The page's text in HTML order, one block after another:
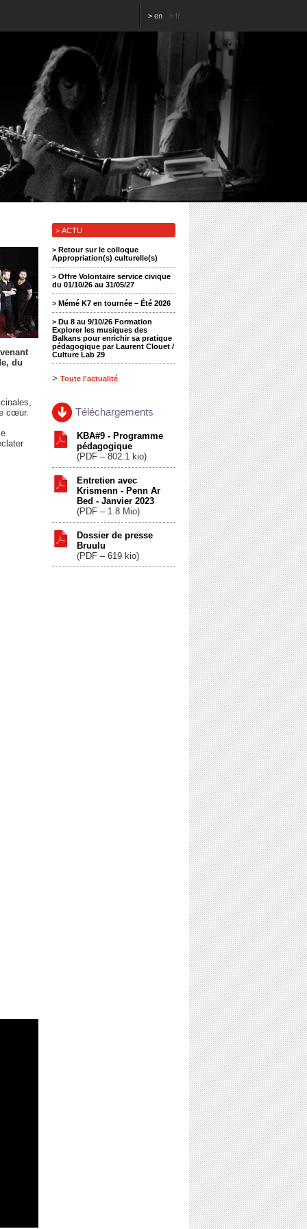
> en > fr
du
cœur.
> ACTU
> Retour sur le colloque
Appropriation(s) culturelle(s)
> Offre Volontaire service civique
du 01/10/26 au 31/05/27
> Mémé K7 en tournée – Été 2026
> Du 8 au 9/10/26 Formation
Explorer les musiques des
Balkans pour enrichir sa pratique
pédagogique par Laurent Clouet /
Culture Lab 29
> Toute l'actualité
Téléchargements
KBA#9 - Programme
pédagogique
(PDF – 802.1 kio)
Entretien avec
Krismenn - Penn Ar
Bed - Janvier 2023
(PDF – 1.8 Mio)
Dossier de presse
Bruulu
(PDF – 619 kio)